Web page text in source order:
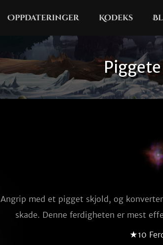
Oppdateringer Kodeks
Angrip med et pigget skjold, og
skade. Denne ferdigheten er mest
★10